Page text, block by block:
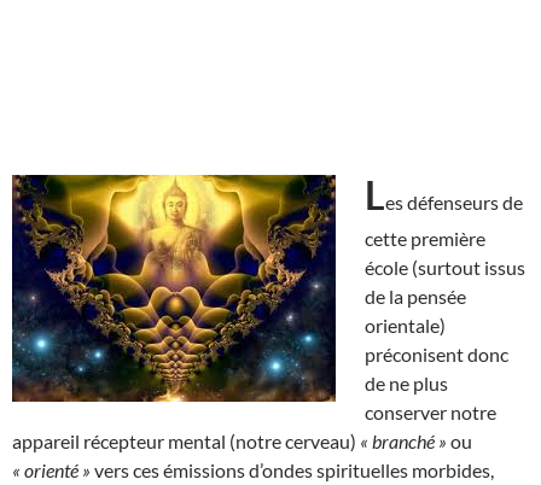
Les défenseurs de
cette première
école (surtout issus
de la pensée
orientale)
préconisent donc
de ne plus
conserver notre
appareil récepteur mental (notre cerveau) « branché » ou
« orienté » vers ces émissions d’ondes spirituelles morbides,